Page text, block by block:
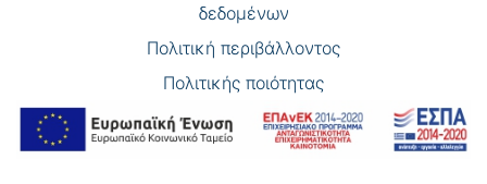
δεδομένων
Πολιτική περιβάλλοντος
Πολιτικής ποιότητας